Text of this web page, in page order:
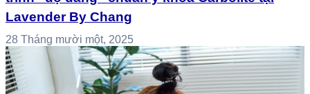
Lavender By Chang
28 Tháng mười một, 2025